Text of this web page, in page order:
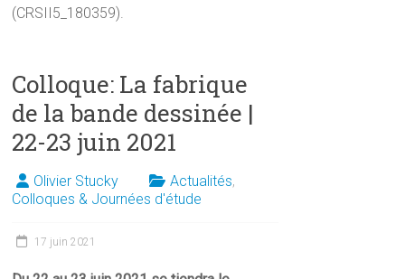
(CRSII5_180359).
Colloque: La fabrique
de la bande dessinée |
22-23 juin 2021
Olivier Stucky Actualités,
Colloques & Journées d'étude
17 juin 2021